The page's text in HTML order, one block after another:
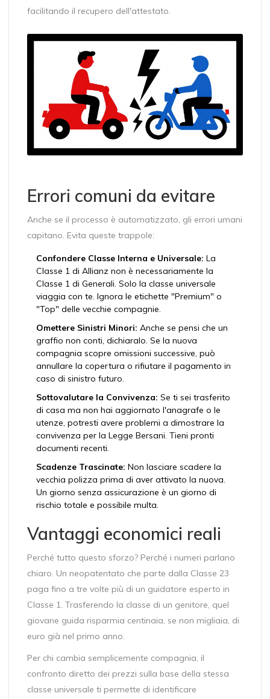
facilitando il recupero dell'attestato.
Errori comuni da evitare
Anche se il processo è automatizzato, gli errori umani
capitano. Evita queste trappole:
Confondere Classe Interna e Universale: La
Classe 1 di Allianz non è necessariamente la
Classe 1 di Generali. Solo la classe universale
viaggia con te. Ignora le etichette "Premium" o
"Top" delle vecchie compagnie.
Omettere Sinistri Minori: Anche se pensi che un
graffio non conti, dichiaralo. Se la nuova
compagnia scopre omissioni successive, può
annullare la copertura o rifiutare il pagamento in
caso di sinistro futuro.
Sottovalutare la Convivenza: Se ti sei trasferito
di casa ma non hai aggiornato l'anagrafe o le
utenze, potresti avere problemi a dimostrare la
convivenza per la Legge Bersani. Tieni pronti
documenti recenti.
Scadenze Trascinate: Non lasciare scadere la
vecchia polizza prima di aver attivato la nuova.
Un giorno senza assicurazione è un giorno di
rischio totale e possibile multa.
Vantaggi economici reali
Perché tutto questo sforzo? Perché i numeri parlano
chiaro. Un neopatentato che parte dalla Classe 23
paga fino a tre volte più di un guidatore esperto in
Classe 1. Trasferendo la classe di un genitore, quel
giovane guida risparmia centinaia, se non migliaia, di
euro già nel primo anno.
Per chi cambia semplicemente compagnia, il
confronto diretto dei prezzi sulla base della stessa
classe universale ti permette di identificare